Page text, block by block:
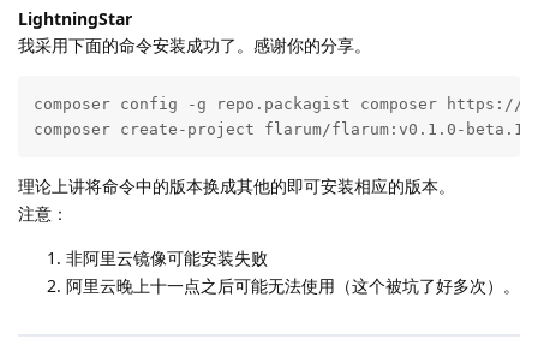
LightningStar
我采用下面的命令安装成功了。感谢你的分享。
composer config -g repo.packagist composer https://
composer create-project flarum/flarum:v0.1.0-
理论上讲将命令中的版本换成其他的即可安装相应的版本。
注意：
非阿里云镜像可能安装失败
阿里云晚上十一点之后可能无法使用（这个被坑了好多次）。